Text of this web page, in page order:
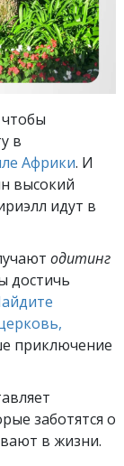
в
Африки. И
высокий
идут в
одитинг
достичь
приключение
заботятся о
в жизни.